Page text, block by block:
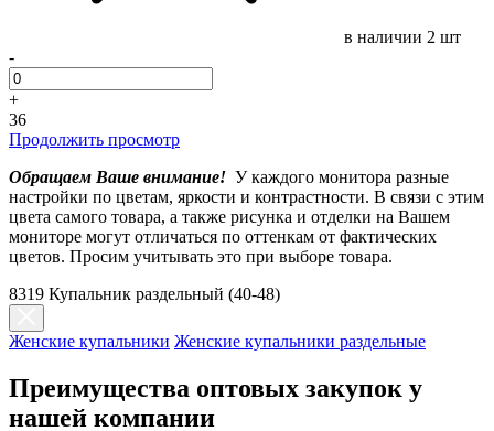
в наличии 2 шт
-
+
36
Продолжить просмотр
Обращаем Ваше внимание! У каждого монитора разные
настройки по цветам, яркости и контрастности. В связи с этим
цвета самого товара, а также рисунка и отделки на Вашем
мониторе могут отличаться по оттенкам от фактических
цветов. Просим учитывать это при выборе товара.
8319 Купальник раздельный (40-48)
Женские купальники Женские купальники раздельные
Преимущества оптовых закупок у
нашей компании